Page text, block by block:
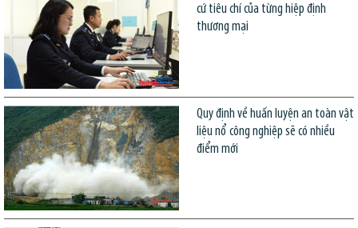
cứ tiêu chí của từng hiệp định
thương mại
Quy định về huấn luyện an toàn vật
liệu nổ công nghiệp sẽ có nhiều
điểm mới